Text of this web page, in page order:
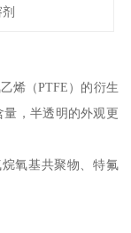
烯（PTFE）的衍生
量，半透明的外观更
氧基共聚物、特氟